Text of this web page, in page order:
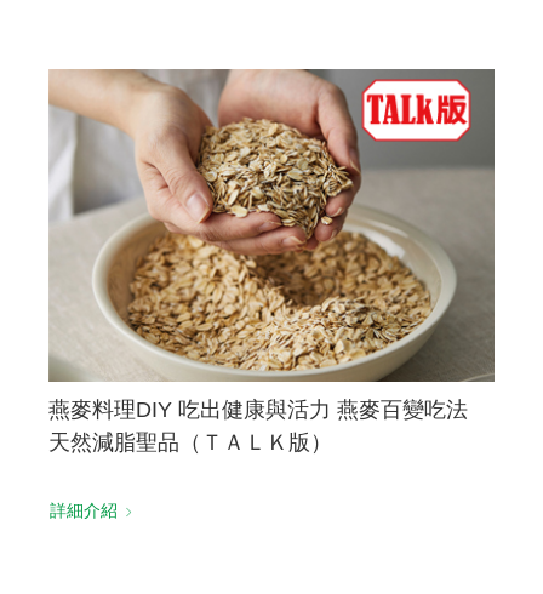
燕麥料理DIY 吃出健康與活力 燕麥百變吃法
天然減脂聖品（ＴＡＬＫ版）
詳細介紹